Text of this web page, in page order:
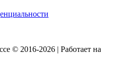
© 2016-2026 | Работает на